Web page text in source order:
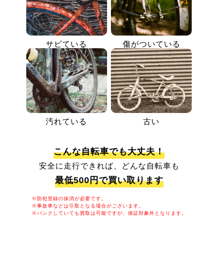
サビている 傷がついている
汚れている 古い
こんな自転車でも大丈夫！
安全に走行できれば、どんな自転車も
最低500円で買い取ります
※防犯登録の抹消が必要です。
※事故車などは引取となる場合がございます。
※パンクしていても買取は可能ですが、保証対象外となります。